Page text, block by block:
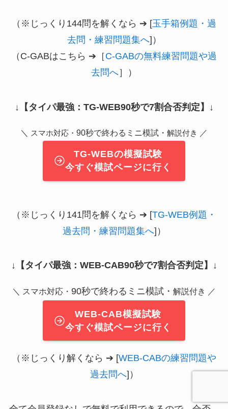
（※じっくり144問を解くなら ➔ [玉手箱例題・過
去問・練習問題集へ]）
（C-GABはこちら ➔［C-GABの無料練習問題や過
去問へ］）
↓ 【タイパ最強：TG-WEB90秒で7割合否判定】 ↓
＼ スマホ対応・ 90秒で終わるミニ模試・ 解説付き ／
TG-WEBの模擬試験
今すぐ模試ページに行く
（※じっくり141問を解くなら ➔ [TG-WEB例題・
過去問・練習問題集へ]）
↓ 【タイパ最強：WEB-CAB90秒で7割合否判定】 ↓
＼ スマホ対応・ 90秒で終わるミニ模試・ 解説付き ／
WEB-CAB模擬試験
今すぐ模試ページに行く
（※じっくり解くなら ➔ [WEB-CABの練習問題や
過去問へ]）